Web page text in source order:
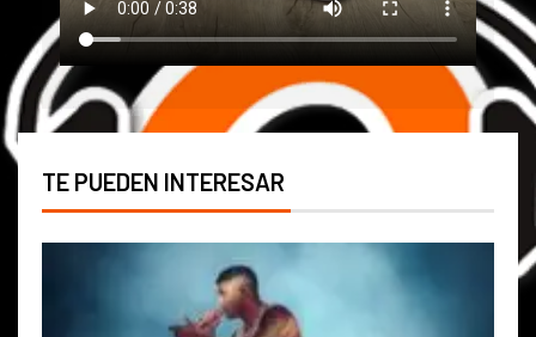
TE PUEDEN INTERESAR